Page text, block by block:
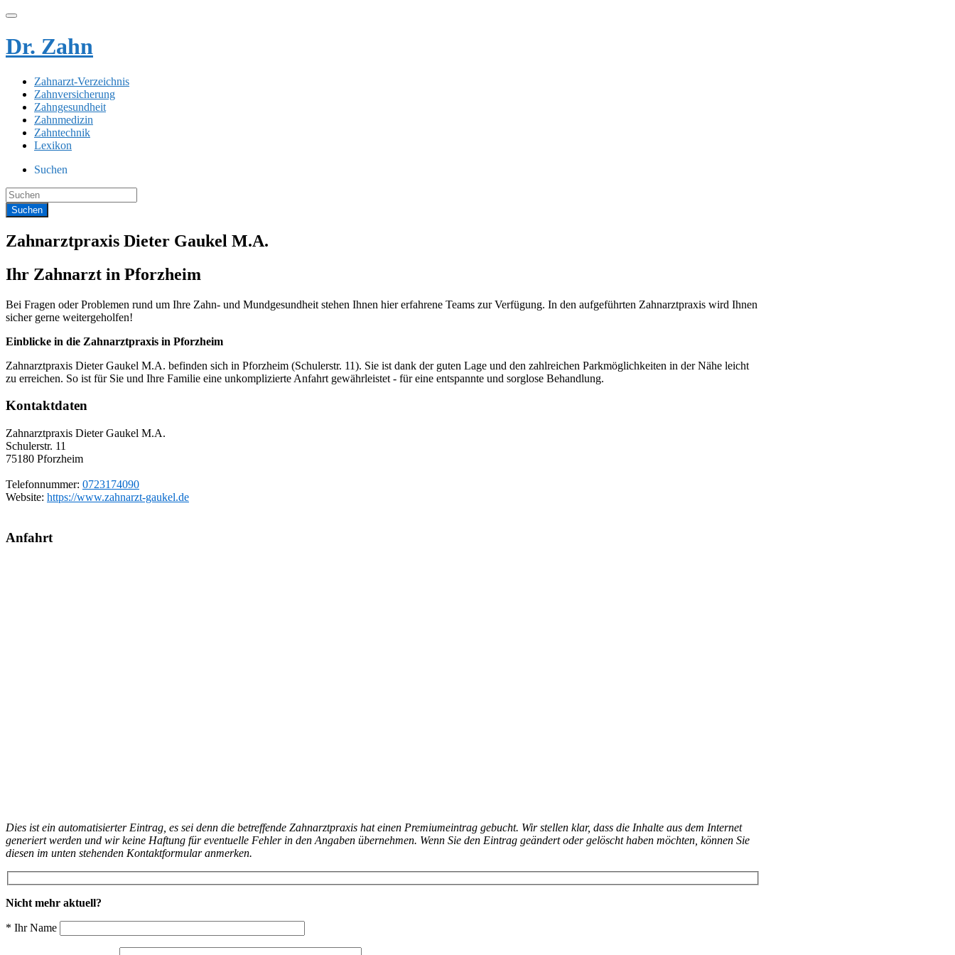
Dr. Zahn
Zahnarzt-Verzeichnis
Zahnversicherung
Zahngesundheit
Zahnmedizin
Zahntechnik
Lexikon
Suchen
Zahnarztpraxis Dieter Gaukel M.A.
Ihr Zahnarzt in Pforzheim
Bei Fragen oder Problemen rund um Ihre Zahn- und Mundgesundheit stehen Ihnen hier erfahrene Teams zur Verfügung. In den aufgeführten Zahnarztpraxis wird Ihnen
sicher gerne weitergeholfen!
Einblicke in die Zahnarztpraxis in Pforzheim
Zahnarztpraxis Dieter Gaukel M.A. befinden sich in Pforzheim (Schulerstr. 11). Sie ist dank der guten Lage und den zahlreichen Parkmöglichkeiten in der Nähe leicht
zu erreichen. So ist für Sie und Ihre Familie eine unkomplizierte Anfahrt gewährleistet - für eine entspannte und sorglose Behandlung.
Kontaktdaten
Zahnarztpraxis Dieter Gaukel M.A.
Schulerstr. 11
75180 Pforzheim
Telefonnummer: 0723174090
Website: https://www.zahnarzt-gaukel.de
Anfahrt
Dies ist ein automatisierter Eintrag, es sei denn die betreffende Zahnarztpraxis hat einen Premiumeintrag gebucht. Wir stellen klar, dass die Inhalte aus dem Internet
generiert werden und wir keine Haftung für eventuelle Fehler in den Angaben übernehmen. Wenn Sie den Eintrag geändert oder gelöscht haben möchten, können Sie
diesen im unten stehenden Kontaktformular anmerken.
Nicht mehr aktuell?
* Ihr Name